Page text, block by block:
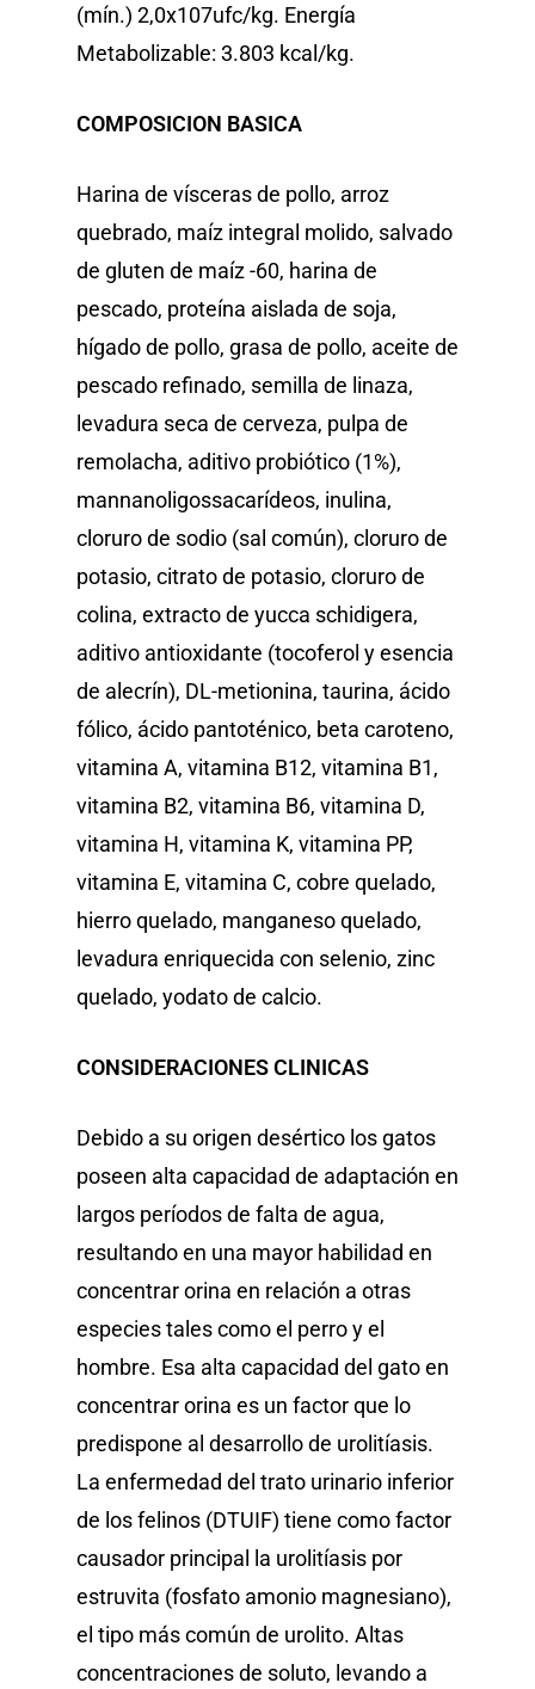
(mín.) 2,0x107ufc/kg. Energía
Metabolizable: 3.803 kcal/kg.
COMPOSICION BASICA
Harina de vísceras de pollo, arroz
quebrado, maíz integral molido, salvado
de gluten de maíz -60, harina de
pescado, proteína aislada de soja,
hígado de pollo, grasa de pollo, aceite de
pescado refinado, semilla de linaza,
levadura seca de cerveza, pulpa de
remolacha, aditivo probiótico (1%),
mannanoligossacarídeos, inulina,
cloruro de sodio (sal común), cloruro de
potasio, citrato de potasio, cloruro de
colina, extracto de yucca schidigera,
aditivo antioxidante (tocoferol y esencia
de alecrín), DL-metionina, taurina, ácido
fólico, ácido pantoténico, beta caroteno,
vitamina A, vitamina B12, vitamina B1,
vitamina B2, vitamina B6, vitamina D,
vitamina H, vitamina K, vitamina PP,
vitamina E, vitamina C, cobre quelado,
hierro quelado, manganeso quelado,
levadura enriquecida con selenio, zinc
quelado, yodato de calcio.
CONSIDERACIONES CLINICAS
Debido a su origen desértico los gatos
poseen alta capacidad de adaptación en
largos períodos de falta de agua,
resultando en una mayor habilidad en
concentrar orina en relación a otras
especies tales como el perro y el
hombre. Esa alta capacidad del gato en
concentrar orina es un factor que lo
predispone al desarrollo de urolitíasis.
La enfermedad del trato urinario inferior
de los felinos (DTUIF) tiene como factor
causador principal la urolitíasis por
estruvita (fosfato amonio magnesiano),
el tipo más común de urolito. Altas
concentraciones de soluto, levando a
Perros
Gatos
Veterinary
Blog